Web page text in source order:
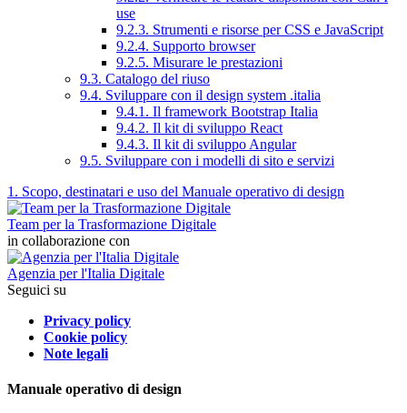
use
9.2.3. Strumenti e risorse per CSS e JavaScript
9.2.4. Supporto browser
9.2.5. Misurare le prestazioni
9.3. Catalogo del riuso
9.4. Sviluppare con il design system .italia
9.4.1. Il framework Bootstrap Italia
9.4.2. Il kit di sviluppo React
9.4.3. Il kit di sviluppo Angular
9.5. Sviluppare con i modelli di sito e servizi
1. Scopo, destinatari e uso del Manuale operativo di design
Team per la Trasformazione Digitale
in collaborazione con
Agenzia per l'Italia Digitale
Seguici su
Privacy policy
Cookie policy
Note legali
Manuale operativo di design